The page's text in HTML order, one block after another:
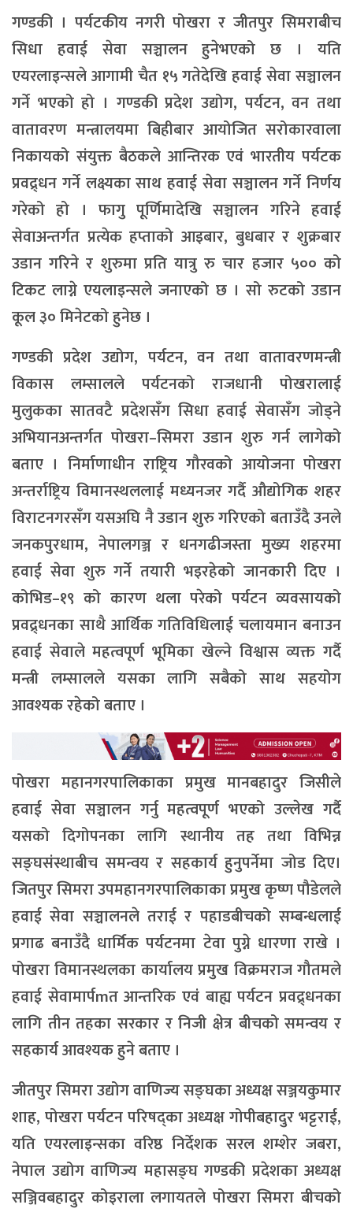
गण्डकी । पर्यटकीय नगरी पोखरा र जीतपुर सिमराबीच
सिधा हवाई सेवा सञ्चालन हुनेभएको छ । यति
एयरलाइन्सले आगामी चैत १५ गतेदेखि हवाई सेवा सञ्चालन
गर्ने भएको हो । गण्डकी प्रदेश उद्योग, पर्यटन, वन तथा
वातावरण मन्त्रालयमा बिहीबार आयोजित सरोकारवाला
निकायको संयुक्त बैठकले आन्तिरक एवं भारतीय पर्यटक
प्रवद्र्धन गर्ने लक्ष्यका साथ हवाई सेवा सञ्चालन गर्ने निर्णय
गरेको हो । फागु पूर्णिमादेखि सञ्चालन गरिने हवाई
सेवाअन्तर्गत प्रत्येक हप्ताको आइबार, बुधबार र शुक्रबार
उडान गरिने र शुरुमा प्रति यात्रु रु चार हजार ५०० को
टिकट लाग्ने एयलाइन्सले जनाएको छ । सो रुटको उडान
कूल ३० मिनेटको हुनेछ ।
गण्डकी प्रदेश उद्योग, पर्यटन, वन तथा वातावरणमन्त्री
विकास लम्सालले पर्यटनको राजधानी पोखरालाई
मुलुकका सातवटै प्रदेशसँग सिधा हवाई सेवासँग जोड्ने
अभियानअन्तर्गत पोखरा–सिमरा उडान शुरु गर्न लागेको
बताए । निर्माणाधीन राष्ट्रिय गौरवको आयोजना पोखरा
अन्तर्राष्ट्रिय विमानस्थललाई मध्यनजर गर्दै औद्योगिक शहर
विराटनगरसँग यसअघि नै उडान शुरु गरिएको बताउँदै उनले
जनकपुरधाम, नेपालगञ्ज र धनगढीजस्ता मुख्य शहरमा
हवाई सेवा शुरु गर्ने तयारी भइरहेको जानकारी दिए ।
कोभिड–१९ को कारण थला परेको पर्यटन व्यवसायको
प्रवद्र्धनका साथै आर्थिक गतिविधिलाई चलायमान बनाउन
हवाई सेवाले महत्वपूर्ण भूमिका खेल्ने विश्वास व्यक्त गर्दै
मन्त्री लम्सालले यसका लागि सबैको साथ सहयोग
आवश्यक रहेको बताए ।
पोखरा महानगरपालिकाका प्रमुख मानबहादुर जिसीले
हवाई सेवा सञ्चालन गर्नु महत्वपूर्ण भएको उल्लेख गर्दै
यसको दिगोपनका लागि स्थानीय तह तथा विभिन्न
सङ्घसंस्थाबीच समन्वय र सहकार्य हुनुपर्नेमा जोड दिए।
जितपुर सिमरा उपमहानगरपालिकाका प्रमुख कृष्ण पौडेलले
हवाई सेवा सञ्चालनले तराई र पहाडबीचको सम्बन्धलाई
प्रगाढ बनाउँदै धार्मिक पर्यटनमा टेवा पुग्ने धारणा राखे ।
पोखरा विमानस्थलका कार्यालय प्रमुख विक्रमराज गौतमले
हवाई सेवामार्पmत आन्तरिक एवं बाह्य पर्यटन प्रवद्र्धनका
लागि तीन तहका सरकार र निजी क्षेत्र बीचको समन्वय र
सहकार्य आवश्यक हुने बताए ।
जीतपुर सिमरा उद्योग वाणिज्य सङ्घका अध्यक्ष सञ्जयकुमार
शाह, पोखरा पर्यटन परिषद्का अध्यक्ष गोपीबहादुर भट्टराई,
यति एयरलाइन्सका वरिष्ठ निर्देशक सरल शम्शेर जबरा,
नेपाल उद्योग वाणिज्य महासङ्घ गण्डकी प्रदेशका अध्यक्ष
सञ्जिवबहादुर कोइराला लगायतले पोखरा सिमरा बीचको